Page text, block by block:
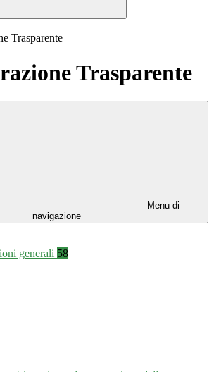
Trasparente
Trasparente
Menu di
navigazione
generali 58